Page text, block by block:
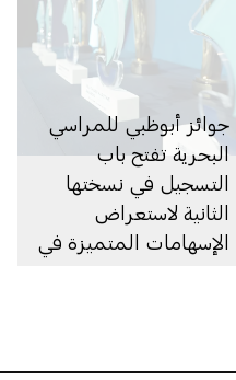
جوائز أبوظبي للمراسي
البحرية تفتح باب
التسجيل في نسختها
الثانية لاستعراض
الإسهامات المتميزة في